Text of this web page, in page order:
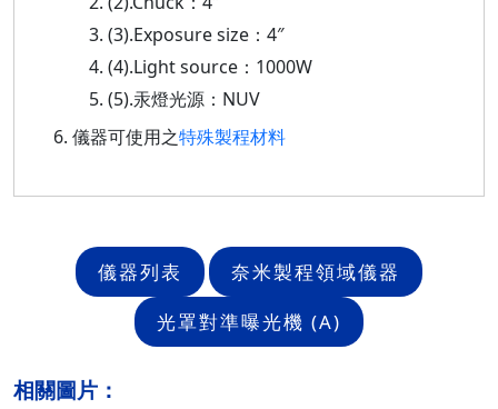
(3).Exposure size：4″
(4).Light source：1000W
(5).汞燈光源：NUV
儀器可使用之特殊製程材料
儀器列表
奈米製程領域儀器
光罩對準曝光機 (A)
相關圖片：